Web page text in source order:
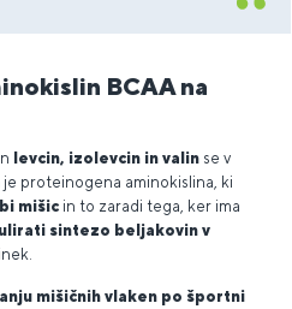
BCAA na
levcin, izolevcin in valin se v
je proteinogena aminokislina, ki
mišic in to zaradi tega, ker ima
sintezo beljakovin v
mišičnih vlaken po športni